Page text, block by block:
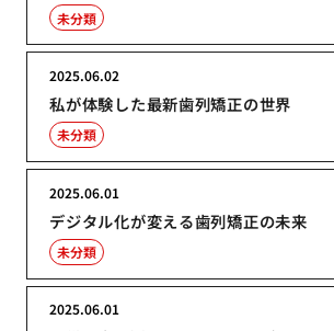
未分類
私が体験した最新歯列矯正の世界
2025.06.02
未分類
デジタル化が変える歯列矯正の未来
2025.06.01
未分類
2025.06.01